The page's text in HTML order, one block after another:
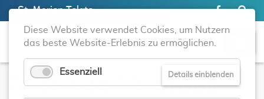
St. Marien Telgte
TREFFPUNKT RADTOUR
Diese Website verwendet Cookies, um Nutzern
das beste Website-Erlebnis zu ermöglichen.
Essenziell Details einblenden